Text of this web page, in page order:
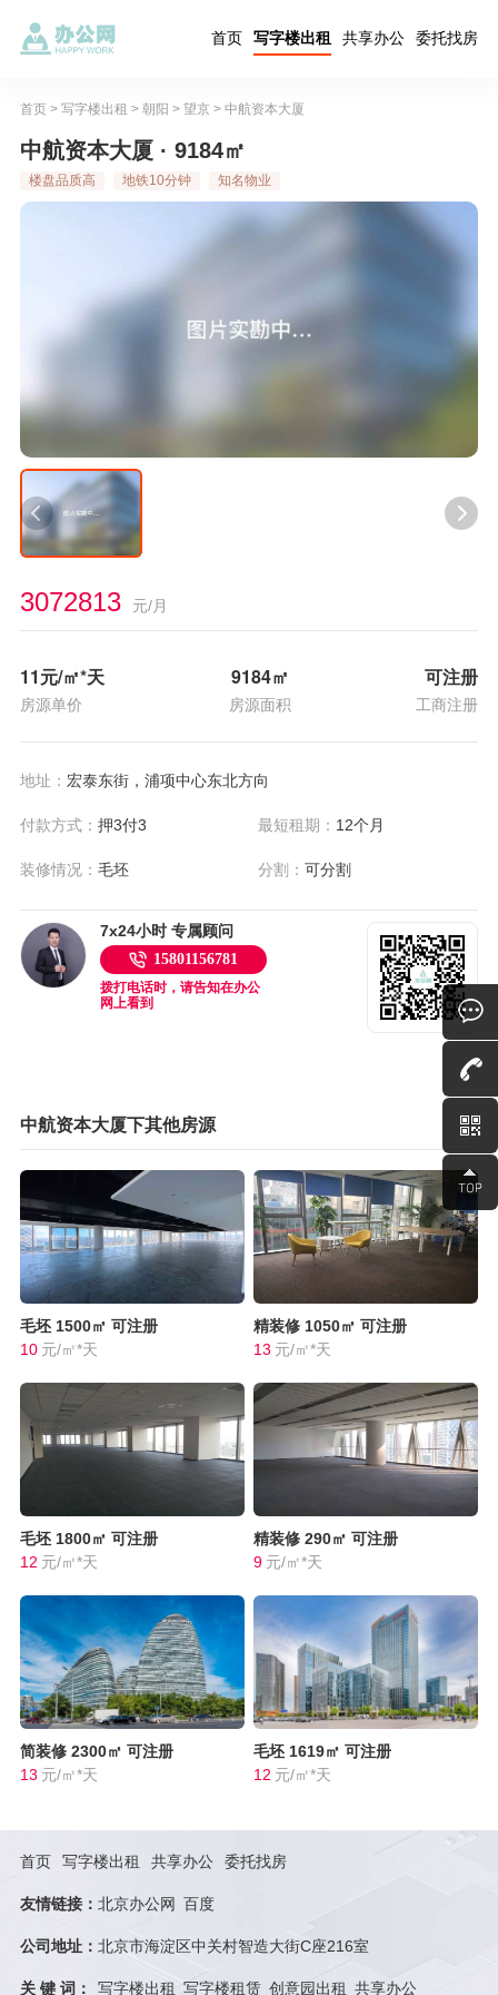
首页 写字楼出租 共享办公 委托找房
首页> 写字楼出租 > 朝阳 > 望京> 中航资本大厦
中航资本大厦 · 9184㎡
楼盘品质高 地铁10分钟 知名物业
3072813 元/月
11元/㎡*天
房源单价
9184㎡
房源面积
可注册
工商注册
地址： 宏泰东街，浦项中心东北方向
付款方式： 押3付3 最短租期： 12个月
装修情况： 毛坯 分割：可分割
7x24小时 专属顾问
15801156781
拨打电话时，请告知在办公
网上看到
中航资本大厦下其他房源
毛坯 1500㎡ 可注册
10 元/㎡*天
精装修 1050㎡ 可注册
13 元/㎡*天
毛坯 1800㎡ 可注册
12 元/㎡*天
精装修 290㎡ 可注册
9 元/㎡*天
简装修 2300㎡ 可注册
13 元/㎡*天
毛坯 1619㎡ 可注册
12 元/㎡*天
首页 写字楼出租 共享办公 委托找房
友情链接： 北京办公网 百度
公司地址： 北京市海淀区中关村智造大街C座216室
关 键 词： 写字楼出租 写字楼租赁 创意园出租 共享办公